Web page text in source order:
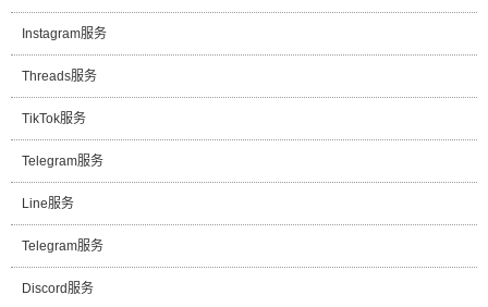
Instagram服务
Threads服务
TikTok服务
Telegram服务
Line服务
Telegram服务
Discord服务